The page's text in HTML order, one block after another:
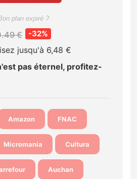
jeux Switch 2
plan expiré ?
€ -32%
jusqu'à 6,48 €
pas éternel, profitez-
Amazon FNAC
Micromania Cultura
Auchan